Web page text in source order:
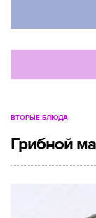
ВТОРЫЕ БЛЮДА
Грибной